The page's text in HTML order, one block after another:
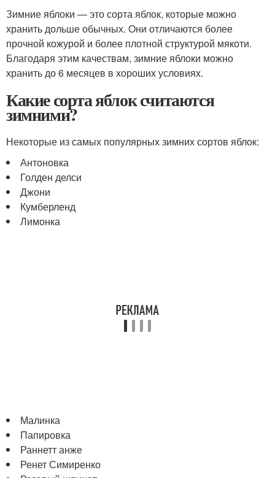
Зимние яблоки — это сорта яблок, которые можно
хранить дольше обычных. Они отличаются более
прочной кожурой и более плотной структурой мякоти.
Благодаря этим качествам, зимние яблоки можно
хранить до 6 месяцев в хороших условиях.
Какие сорта яблок считаются
зимними?
Некоторые из самых популярных зимних сортов яблок:
Антоновка
Голден делси
Джони
Кумберленд
Лимонка
Малинка
Папировка
Раннетт анже
Ренет Симиренко